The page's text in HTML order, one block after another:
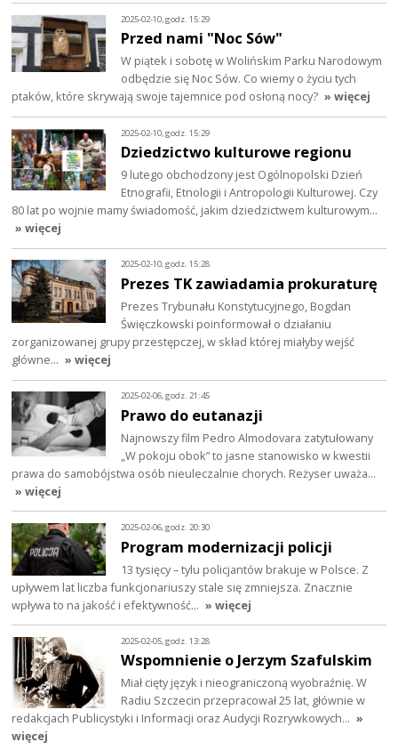
2025-02-10, godz. 15:29
Przed nami "Noc Sów"
W piątek i sobotę w Wolińskim Parku Narodowym
odbędzie się Noc Sów. Co wiemy o życiu tych
ptaków, które skrywają swoje tajemnice pod osłoną nocy? » więcej
2025-02-10, godz. 15:29
Dziedzictwo kulturowe regionu
9 lutego obchodzony jest Ogólnopolski Dzień
Etnografii, Etnologii i Antropologii Kulturowej. Czy
80 lat po wojnie mamy świadomość, jakim dziedzictwem kulturowym…
» więcej
2025-02-10, godz. 15:28
Prezes TK zawiadamia prokuraturę
Prezes Trybunału Konstytucyjnego, Bogdan
Święczkowski poinformował o działaniu
zorganizowanej grupy przestępczej, w skład której miałyby wejść
główne… » więcej
2025-02-06, godz. 21:45
Prawo do eutanazji
Najnowszy film Pedro Almodovara zatytułowany
„W pokoju obok” to jasne stanowisko w kwestii
prawa do samobójstwa osób nieuleczalnie chorych. Reżyser uważa…
» więcej
2025-02-06, godz. 20:30
Program modernizacji policji
13 tysięcy – tylu policjantów brakuje w Polsce. Z
upływem lat liczba funkcjonariuszy stale się zmniejsza. Znacznie
wpływa to na jakość i efektywność… » więcej
2025-02-05, godz. 13:28
Wspomnienie o Jerzym Szafulskim
Miał cięty język i nieograniczoną wyobraźnię. W
Radiu Szczecin przepracował 25 lat, głównie w
redakcjach Publicystyki i Informacji oraz Audycji Rozrywkowych… »
więcej